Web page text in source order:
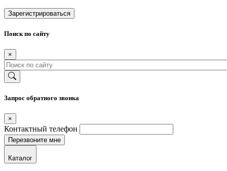
Зарегистрироваться
Поиск по сайту
×
Запрос обратного звонка
×
Контактный телефон
Каталог